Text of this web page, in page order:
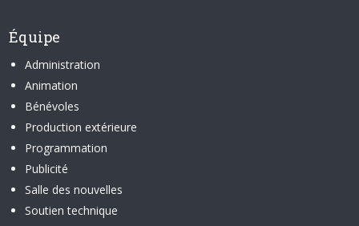
Équipe
Administration
Animation
Bénévoles
Production extérieure
Programmation
Publicité
Salle des nouvelles
Soutien technique